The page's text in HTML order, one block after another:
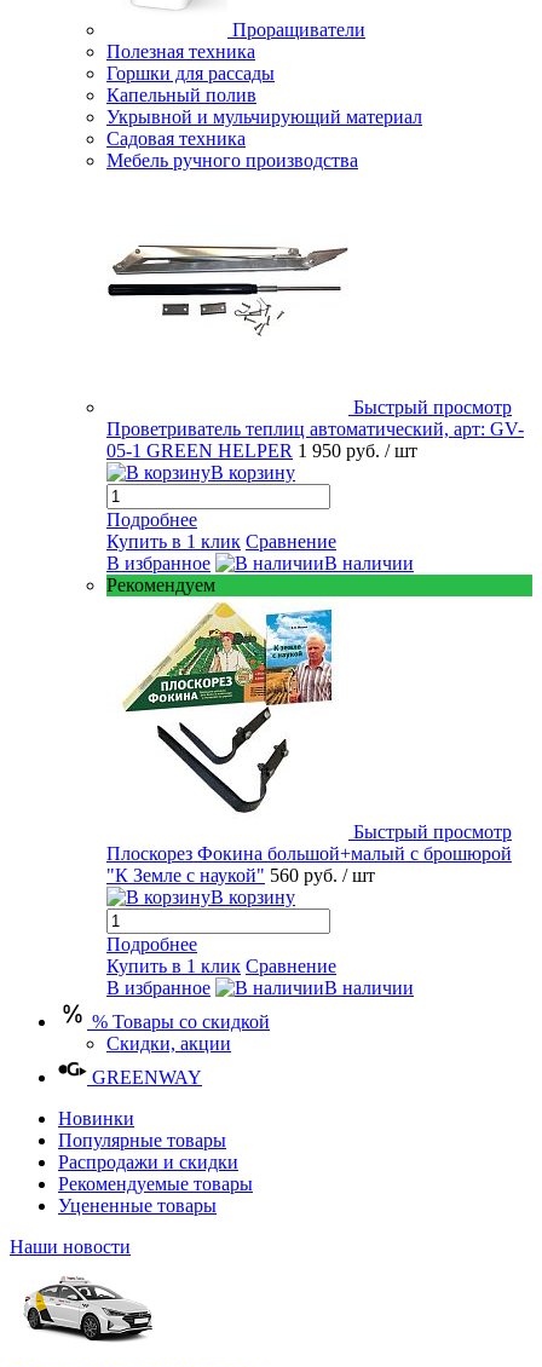
Проращиватели
Полезная техника
Горшки для рассады
Капельный полив
Укрывной и мульчирующий материал
Садовая техника
Мебель ручного производства
Быстрый просмотр
Проветриватель теплиц автоматический, арт: GV-
05-1 GREEN HELPER 1 950 руб. / шт
В корзину
Подробнее
Купить в 1 клик Сравнение
В избранное
В наличии
Рекомендуем
Быстрый просмотр
Плоскорез Фокина большой+малый с брошюрой
"К Земле с наукой" 560 руб. / шт
В корзину
Подробнее
Купить в 1 клик Сравнение
В избранное
В наличии
% Товары со скидкой
Скидки, акции
GREENWAY
Новинки
Популярные товары
Распродажи и скидки
Рекомендуемые товары
Уцененные товары
Наши новости